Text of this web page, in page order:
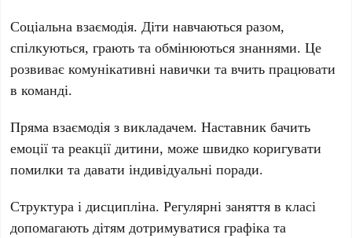
Соціальна взаємодія. Діти навчаються разом,
спілкуються, грають та обмінюються знаннями. Це
розвиває комунікативні навички та вчить працювати
в команді.
Пряма взаємодія з викладачем. Наставник бачить
емоції та реакції дитини, може швидко коригувати
помилки та давати індивідуальні поради.
Структура і дисципліна. Регулярні заняття в класі
допомагають дітям дотримуватися графіка та